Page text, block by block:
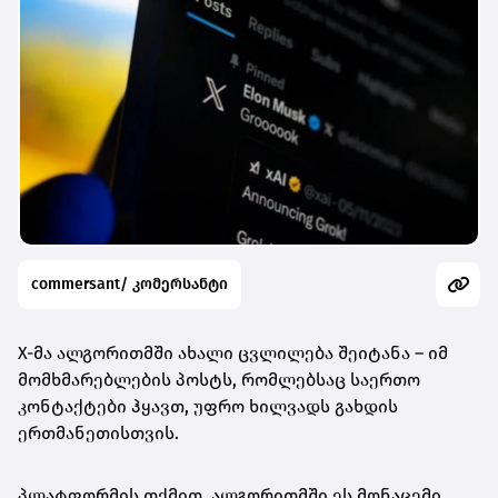
commersant/ კომერსანტი
X-მა ალგორითმში ახალი ცვლილება შეიტანა – იმ
მომხმარებლების პოსტს, რომლებსაც საერთო
კონტაქტები ჰყავთ, უფრო ხილვადს გახდის
ერთმანეთისთვის.